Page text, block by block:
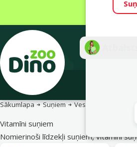
Sākumlapa Suņiem Veselība un vitamīni
Vitamīni suņiem
Nomierinoši līdzekļi suņiem, vitamīni